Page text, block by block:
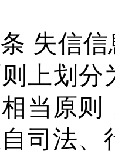
失信
上划分
当原则
司法、